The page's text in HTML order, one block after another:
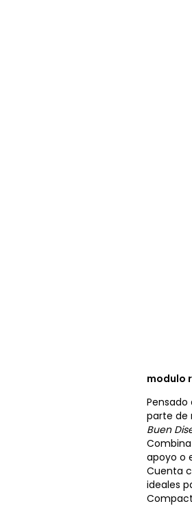
modulo
parte de
Buen
apoyo o
Cuenta
ideales